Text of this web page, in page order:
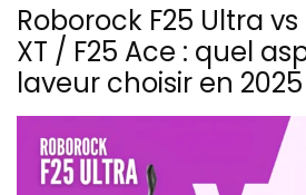
Roborock F25 Ultra
XT / F25 Ace : quel
laveur choisir en 2025